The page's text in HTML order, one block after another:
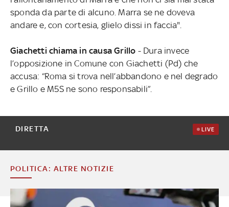
sponda da parte di alcuno. Marra se ne doveva
andare e, con cortesia, glielo dissi in faccia".
Giachetti chiama in causa Grillo - Dura invece
l’opposizione in Comune con Giachetti (Pd) che
accusa: “Roma si trova nell’abbandono e nel degrado
e Grillo e M5S ne sono responsabili”.
DIRETTA LIVE
POLITICA: ALTRE NOTIZIE